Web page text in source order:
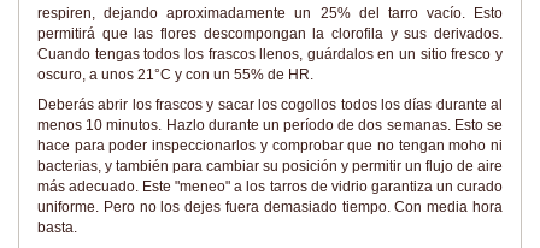
respiren, dejando aproximadamente un 25% del tarro vacío. Esto
permitirá que las flores descompongan la clorofila y sus derivados.
Cuando tengas todos los frascos llenos, guárdalos en un sitio fresco y
oscuro, a unos 21°C y con un 55% de HR.
Deberás abrir los frascos y sacar los cogollos todos los días durante al
menos 10 minutos. Hazlo durante un período de dos semanas. Esto se
hace para poder inspeccionarlos y comprobar que no tengan moho ni
bacterias, y también para cambiar su posición y permitir un flujo de aire
más adecuado. Este "meneo" a los tarros de vidrio garantiza un curado
uniforme. Pero no los dejes fuera demasiado tiempo. Con media hora
basta.